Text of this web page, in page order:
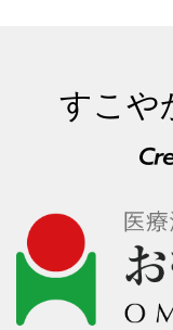
すこや